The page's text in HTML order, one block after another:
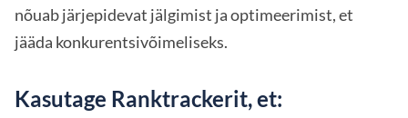
nõuab järjepidevat jälgimist ja optimeerimist, et
jääda konkurentsivõimeliseks.
Kasutage Ranktrackerit, et: